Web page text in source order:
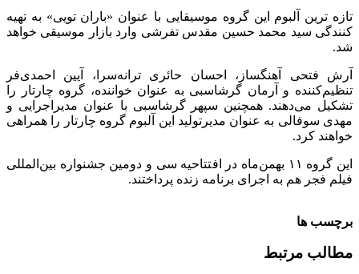
تازه ترین آلبوم این گروه موسیقایی با عنوان «باران تویی» به تهیه
کنندگی سید محمد حسین مقدس تفرشی وارد بازار موسیقی خواهد
شد.
آرش فتحی آهنگساز، احسان حائری ترانه‌سرا، آیین احمدی‌فر
تنظیم‌کننده و آرمان گرشاسبی به عنوان خواننده، گروه چارتار را
تشکیل می‌دهند. همچنین سپهر گرشاسبی با عنوان مدیراجرایی و
مهدی سوفالی به عنوان مدیر‌تولید این آلبوم گروه چارتار را همراهی
خواهند کرد.
این گروه ۱۱ بهمن‌ماه در افتتاحیه سی و دومین جشنواره بین‌المللی
فیلم فجر هم به اجرای برنامه زنده پرداختند.
برچسب ها
مطالب مرتبط